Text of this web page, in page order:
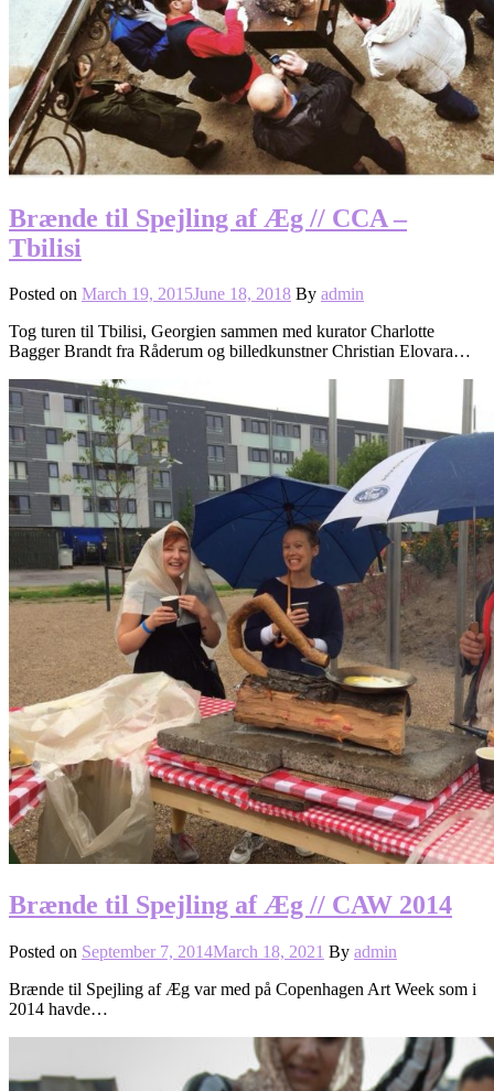
Brænde til Spejling af Æg // CCA –
Tbilisi
Posted on March 19, 2015June 18, 2018 By admin
Tog turen til Tbilisi, Georgien sammen med kurator Charlotte
Bagger Brandt fra Råderum og billedkunstner Christian Elovara…
Brænde til Spejling af Æg // CAW 2014
Posted on September 7, 2014March 18, 2021 By admin
Brænde til Spejling af Æg var med på Copenhagen Art Week som i
2014 havde…